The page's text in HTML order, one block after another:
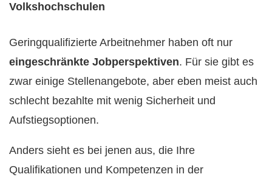
Volkshochschulen
Geringqualifizierte Arbeitnehmer haben oft nur
eingeschränkte Jobperspektiven. Für sie gibt es
zwar einige Stellenangebote, aber eben meist auch
schlecht bezahlte mit wenig Sicherheit und
Aufstiegsoptionen.
Anders sieht es bei jenen aus, die Ihre
Qualifikationen und Kompetenzen in der